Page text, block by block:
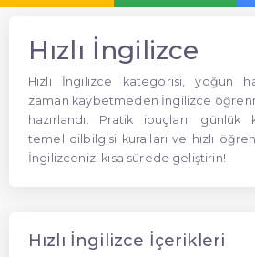
Hızlı İngilizce
Hızlı İngilizce kategorisi, yoğun
zaman kaybetmeden İngilizce
hazırlandı. Pratik ipuçları, günlük
temel dilbilgisi kuralları ve hızlı
İngilizcenizi kısa sürede geliştirin!
Hızlı İngilizce İçerikleri